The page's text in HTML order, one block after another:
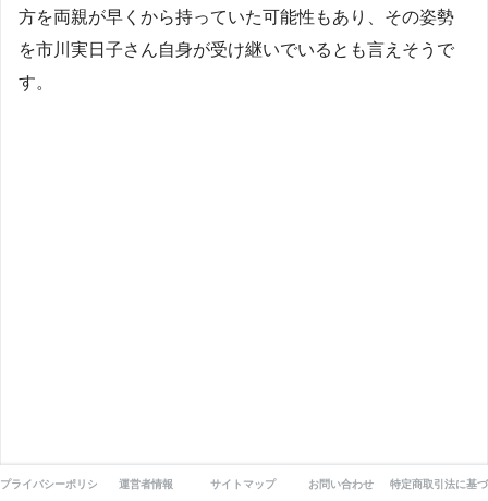
方を両親が早くから持っていた可能性もあり、その姿勢
を市川実日子さん自身が受け継いでいるとも言えそうで
す。
プライバシーポリシー 運営者情報 サイトマップ お問い合わせ 特定商取引法に基